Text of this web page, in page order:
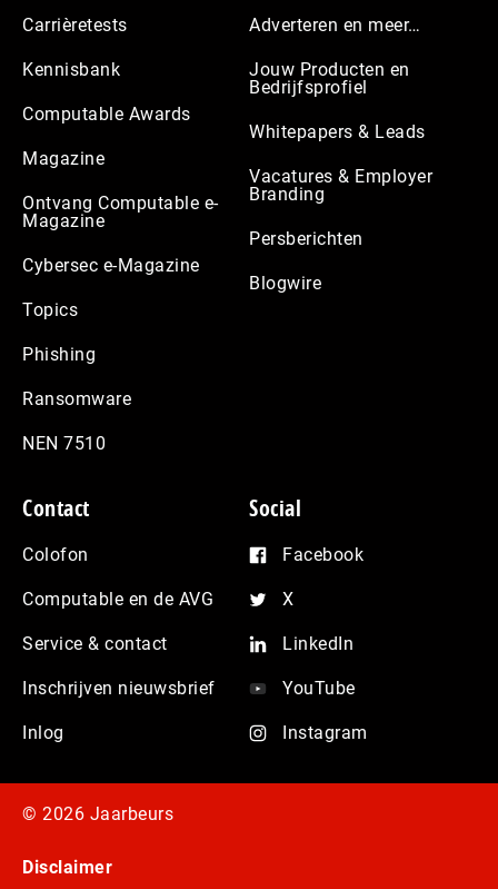
Carrièretests
Kennisbank
Computable Awards
Magazine
Ontvang Computable e-
Magazine
Cybersec e-Magazine
Topics
Phishing
Ransomware
NEN 7510
Adverteren en meer…
Jouw Producten en
Bedrijfsprofiel
Whitepapers & Leads
Vacatures & Employer
Branding
Persberichten
Blogwire
Contact
Colofon
Computable en de AVG
Service & contact
Inschrijven nieuwsbrief
Inlog
Social
Facebook
X
LinkedIn
YouTube
Instagram
© 2026 Jaarbeurs
Disclaimer